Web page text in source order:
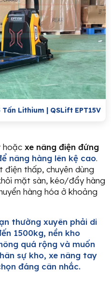
Lithium | QSLift EPT15V
hoặc xe nâng điện đứng
nâng hàng lên kệ cao.
thấp, chuyên dùng
mặt sàn, kéo/đẩy hàng
hàng hóa ở khoảng
thường xuyên phải di
1500kg, nền kho
quá rộng và muốn
sự kho, xe nâng tay
đáng cân nhắc.